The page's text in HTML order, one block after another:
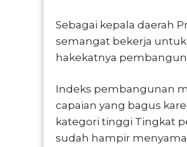
Sebagai kepala daerah
semangat bekerja untuk
hakekatnya
Indeks pembangunan
capaian yang bagus
kategori tinggi Tingkat
sudah hampir